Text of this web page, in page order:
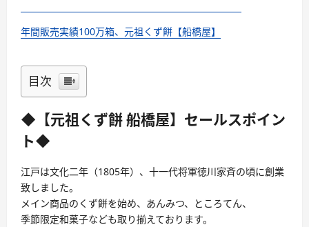
年間販売実績100万箱、元祖くず餅【船橋屋】
目次
◆【元祖くず餅 船橋屋】セールスポイン
ト◆
江戸は文化二年（1805年）、十一代将軍徳川家斉の頃に創業
致しました。
メイン商品のくず餅を始め、あんみつ、ところてん、
季節限定和菓子なども取り揃えております。